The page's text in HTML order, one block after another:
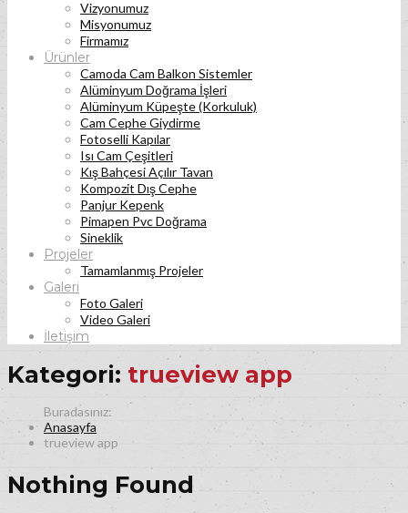
Vizyonumuz
Misyonumuz
Firmamız
Ürünler
Camoda Cam Balkon Sistemler
Alüminyum Doğrama İşleri
Alüminyum Küpeşte (Korkuluk)
Cam Cephe Giydirme
Fotoselli Kapılar
Isı Cam Çeşitleri
Kış Bahçesi Açılır Tavan
Kompozit Dış Cephe
Panjur Kepenk
Pimapen Pvc Doğrama
Sineklik
Projeler
Tamamlanmış Projeler
Galeri
Foto Galeri
Video Galeri
İletişim
Kategori: trueview app
Anasayfa
trueview app
Nothing Found